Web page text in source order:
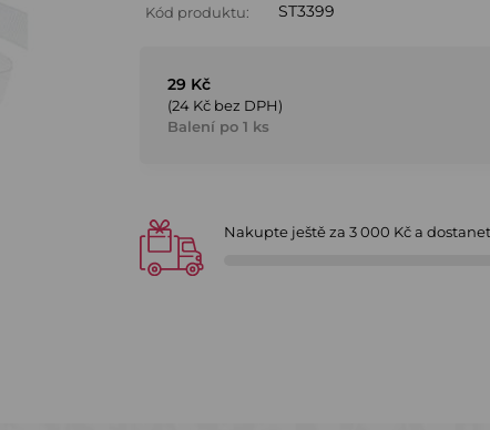
Kód produktu: ST3399
29 Kč
(24 Kč bez DPH)
Balení po 1 ks
Nakupte ještě za 3 000 Kča